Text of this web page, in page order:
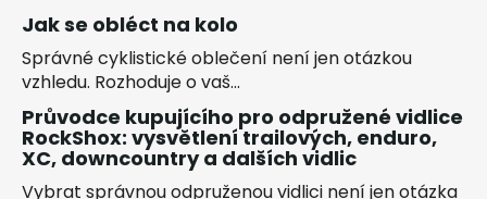
Jak se obléct na kolo
Správné cyklistické oblečení není jen otázkou
vzhledu. Rozhoduje o vaš...
Průvodce kupujícího pro odpružené vidlice
RockShox: vysvětlení trailových, enduro,
XC, downcountry a dalších vidlic
Vybrat správnou odpruženou vidlici není jen otázka